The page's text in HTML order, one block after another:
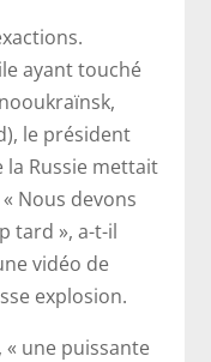
ayant touché
le président
la Russie mettait
Nous devons
tard », a-t-il
vidéo de
explosion.
« une puissante